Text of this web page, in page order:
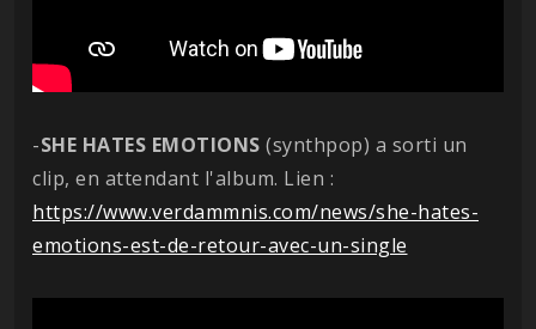
-SHE HATES EMOTIONS (synthpop) a sorti un
clip, en attendant l'album. Lien :
https://www.verdammnis.com/news/she-hates-
emotions-est-de-retour-avec-un-single